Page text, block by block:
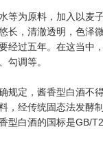
等为原料，加入以麦
长，清澈透明，色泽
经过五年。在这当中
勾调等。
规定，酱香型白酒不
，经传统固态法发酵
型白酒的国标是GB/